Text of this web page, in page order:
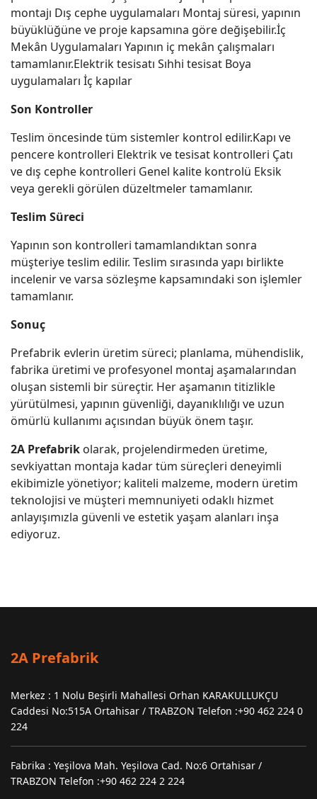
montajı Dış cephe uygulamaları Montaj süresi, yapının
büyüklüğüne ve proje kapsamına göre değişebilir.İç
Mekân Uygulamaları Yapının iç mekân çalışmaları
tamamlanır.Elektrik tesisatı Sıhhi tesisat Boya
uygulamaları İç kapılar
Son Kontroller
Teslim öncesinde tüm sistemler kontrol edilir.Kapı ve
pencere kontrolleri Elektrik ve tesisat kontrolleri Çatı
ve dış cephe kontrolleri Genel kalite kontrolü Eksik
veya gerekli görülen düzeltmeler tamamlanır.
Teslim Süreci
Yapının son kontrolleri tamamlandıktan sonra
müşteriye teslim edilir. Teslim sırasında yapı birlikte
incelenir ve varsa sözleşme kapsamındaki son işlemler
tamamlanır.
Sonuç
Prefabrik evlerin üretim süreci; planlama, mühendislik,
fabrika üretimi ve profesyonel montaj aşamalarından
oluşan sistemli bir süreçtir. Her aşamanın titizlikle
yürütülmesi, yapının güvenliği, dayanıklılığı ve uzun
ömürlü kullanımı açısından büyük önem taşır.
2A Prefabrik olarak, projelendirmeden üretime,
sevkiyattan montaja kadar tüm süreçleri deneyimli
ekibimizle yönetiyor; kaliteli malzeme, modern üretim
teknolojisi ve müşteri memnuniyeti odaklı hizmet
anlayışımızla güvenli ve estetik yaşam alanları inşa
ediyoruz.
2A Prefabrik
Merkez : 1 Nolu Beşirli Mahallesi Orhan KARAKULLUKÇU
Caddesi No:515A Ortahisar / TRABZON Telefon :+90 462 224 0
224
Fabrika : Yeşilova Mah. Yeşilova Cad. No:6 Ortahisar /
TRABZON Telefon :+90 462 224 2 224